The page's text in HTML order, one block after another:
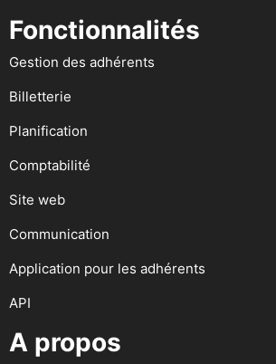
Fonctionnalités
Gestion des adhérents
Billetterie
Planification
Comptabilité
Site web
Communication
Application pour les adhérents
API
A propos